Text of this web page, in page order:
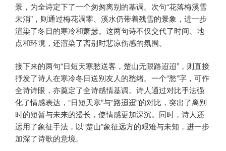
景，为全诗定下了一个匆匆离别的基调。次句“花落梅溪雪
未消”，则通过梅花凋零、溪水仍带着残雪的景象，进一步
渲染了冬日的寒冷和萧瑟。这两句诗不仅交代了时间、地
点和环境，还渲染了离别时悲凉伤感的氛围。
接下来的两句“日短天寒愁送客，楚山无限路迢迢”，则直接
抒发了诗人在寒冷冬日送别友人的愁绪。一个“愁”字，可作
全诗诗眼，亦奠定了全诗感情基调。诗人通过对比手法强
化了情感表达，“日短天寒”与“路迢迢”的对比，突出了离别
时的短暂与未来的漫长，使情感更加深沉。同时，诗人还
运用了象征手法，以“楚山”象征远方的艰难与未知，进一步
加深了诗歌的意境。